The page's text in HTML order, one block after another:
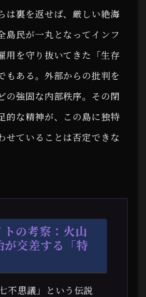
は裏を返せば、厳しい絶海
島民が一丸となってインフ
用を守り抜いてきた「生存
もある。外部からの批判を
の強固な内部秩序。その閉
的な精神が、この島に独特
せていることは否定できな
トの考察：火山
が交差する「特
不思議」という伝説